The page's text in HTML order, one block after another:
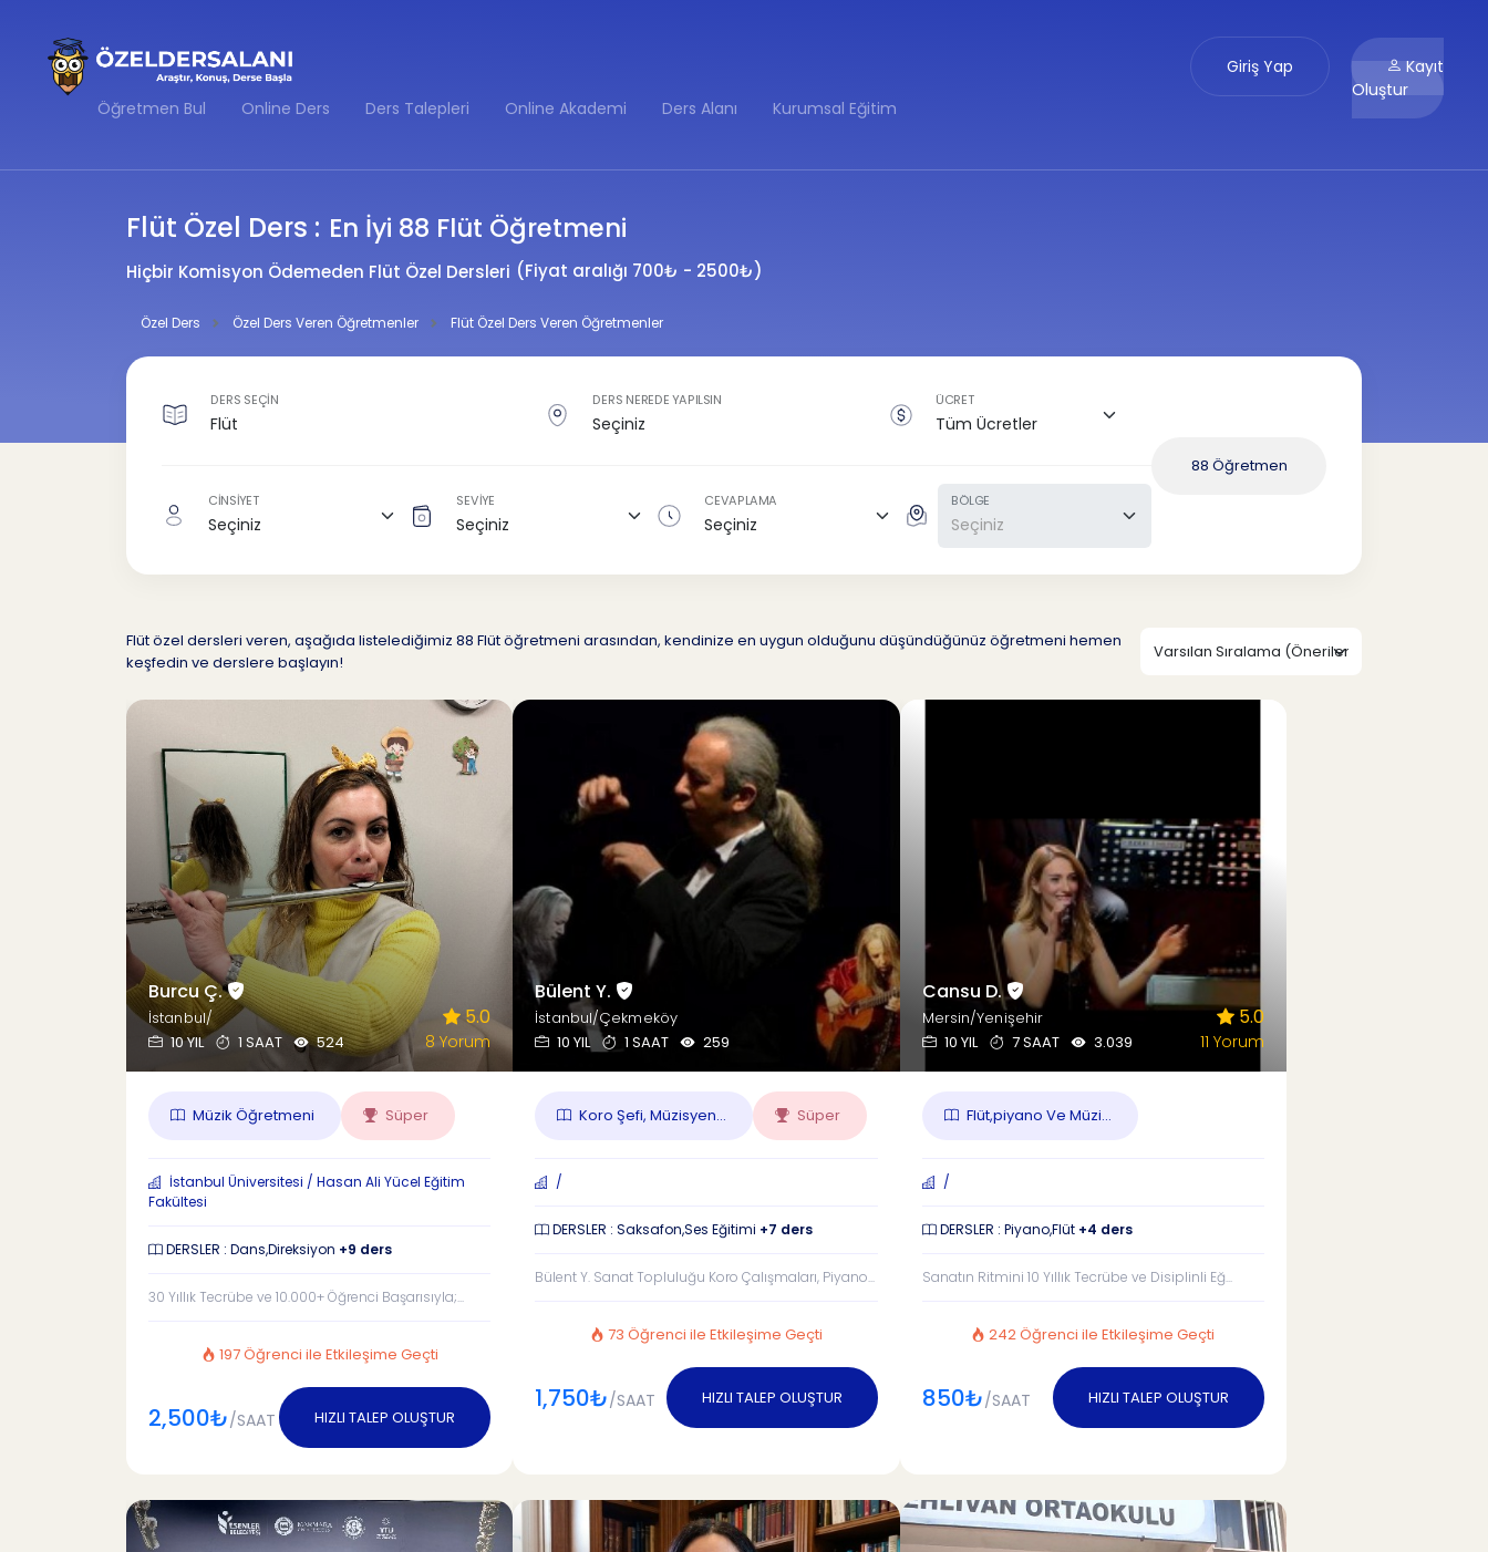
Öğretmen Bul Online Ders Ders Talepleri Online Akademi Ders Alanı Kurumsal Eğitim
Giriş Yap
Kayıt
Oluştur
Flüt Özel Ders : En İyi 88 Flüt Öğretmeni
Hiçbir Komisyon Ödemeden Flüt Özel Dersleri (Fiyat aralığı 700₺ - 2500₺)
Özel Ders Özel Ders Veren Öğretmenler Flüt Özel Ders Veren Öğretmenler
DERS SEÇİN DERS NEREDE YAPILSIN ÜCRET
CİNSİYET SEVİYE CEVAPLAMA BÖLGE
88 Öğretmen
Flüt özel dersleri veren, aşağıda listelediğimiz 88 Flüt öğretmeni arasından, kendinize en uygun olduğunu düşündüğünüz öğretmeni hemen
keşfedin ve derslere başlayın!
Burcu Ç.
İstanbul/
10 YIL
1 SAAT 524
5.0
8 Yorum
Müzik Öğretmeni Süper
İstanbul Üniversitesi / Hasan Ali Yücel Eğitim
Fakültesi
DERSLER : Dans,Direksiyon +9 ders
30 Yıllık Tecrübe ve 10.000+ Öğrenci Başarısıyla;...
197 Öğrenci ile Etkileşime Geçti
2,500₺/SAAT HIZLI TALEP OLUŞTUR
Bülent Y.
İstanbul/Çekmeköy
10 YIL
1 SAAT 259
Koro Şefi, Müzisyen... Süper
/
DERSLER : Saksafon,Ses Eğitimi +7 ders
Bülent Y. Sanat Topluluğu Koro Çalışmaları, Piyano...
73 Öğrenci ile Etkileşime Geçti
1,750₺/SAAT HIZLI TALEP OLUŞTUR
Cansu D.
Mersin/Yenişehir
10 YIL
7 SAAT 3.039
5.0
11 Yorum
Flüt,piyano Ve Müzi...
/
DERSLER : Piyano,Flüt +4 ders
Sanatın Ritmini 10 Yıllık Tecrübe ve Disiplinli Eğ...
242 Öğrenci ile Etkileşime Geçti
850₺/SAAT HIZLI TALEP OLUŞTUR